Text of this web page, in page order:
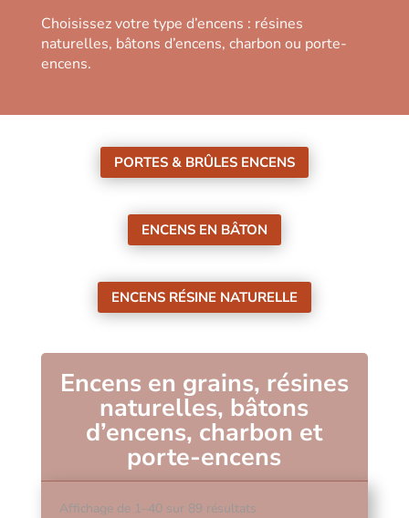
Choisissez votre type d’encens : résines
naturelles, bâtons d’encens, charbon ou porte-
encens.
PORTES & BRÛLES ENCENS
ENCENS EN BÂTON
ENCENS RÉSINE NATURELLE
Encens en grains, résines
naturelles, bâtons
d’encens, charbon et
porte-encens
Affichage de 1–40 sur 89 résultatsTrié